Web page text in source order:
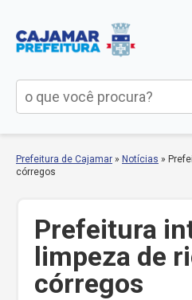
Prefeitura de Cajamar » Notícias »
córregos
Prefeitura
limpeza de
córregos